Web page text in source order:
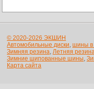
© 2020-2026 ЭКШИН
Автомобильные диски, шины в
Зимняя резина, Летняя
Зимние шипованные шины,
Карта сайта